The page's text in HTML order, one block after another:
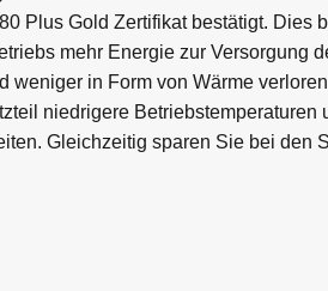
Plus Gold Zertifikat bestätigt. Dies
mehr Energie zur Versorgung
weniger in Form von Wärme
niedrigere Betriebstemperaturen
Gleichzeitig sparen Sie bei den